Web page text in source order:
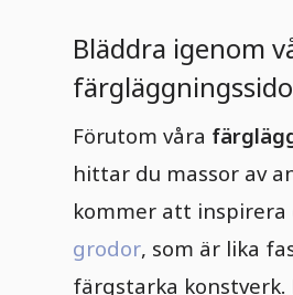
Bläddra igenom
Förutom våra
hittar du massor av
kommer att
grodor, som är lika
färgstarka konstverk.